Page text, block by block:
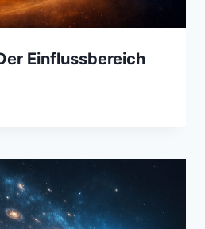
Einflussbereich